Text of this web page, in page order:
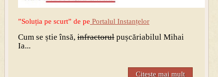
”Soluția pe scurt” de pe Portalul Instanțelor
Cum se știe însă, infractorulpușcăriabilul Mihai
Ia...
Citeste mai mult